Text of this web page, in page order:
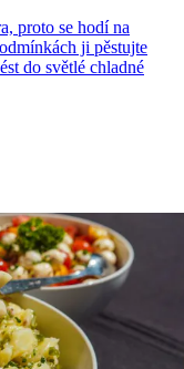
proto se hodí na
ji pěstujte
do světlé chladné